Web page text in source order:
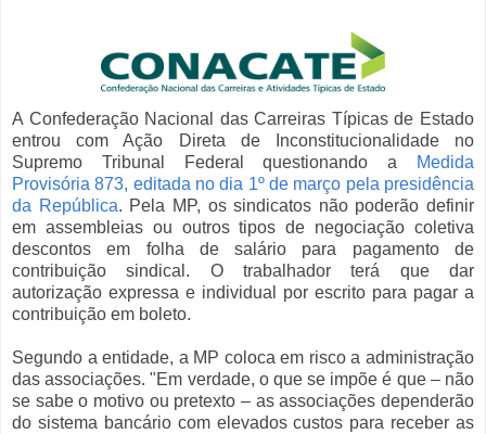
A Confederação Nacional das Carreiras Típicas de Estado
entrou com Ação Direta de Inconstitucionalidade no
Supremo Tribunal Federal questionando a
Medida
Provisória 873, editada no dia 1º de março pela presidência
da República. Pela MP, os sindicatos não poderão definir
em assembleias ou outros tipos de negociação coletiva
descontos em folha de salário para pagamento de
contribuição sindical. O trabalhador terá que dar
autorização expressa e individual por escrito para pagar a
contribuição em boleto.
Segundo a entidade, a MP coloca em risco a administração
das associações. "Em verdade, o que se impõe é que – não
se sabe o motivo ou pretexto – as associações dependerão
do sistema bancário com elevados custos para receber as